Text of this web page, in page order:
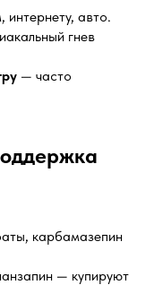
, интернету, авто.
гнев
— часто
карбамазепин
— купируют